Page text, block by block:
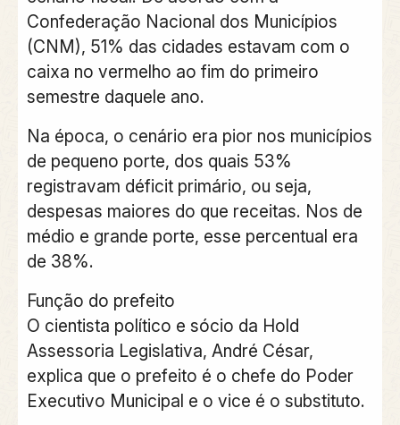
Confederação Nacional dos Municípios
(CNM), 51% das cidades estavam com o
caixa no vermelho ao fim do primeiro
semestre daquele ano.
Na época, o cenário era pior nos municípios
de pequeno porte, dos quais 53%
registravam déficit primário, ou seja,
despesas maiores do que receitas. Nos de
médio e grande porte, esse percentual era
de 38%.
Função do prefeito
O cientista político e sócio da Hold
Assessoria Legislativa, André César,
explica que o prefeito é o chefe do Poder
Executivo Municipal e o vice é o substituto.